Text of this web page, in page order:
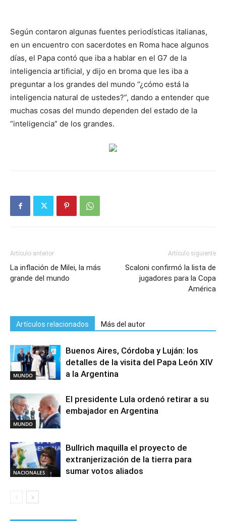
Según contaron algunas fuentes periodísticas italianas,
en un encuentro con sacerdotes en Roma hace algunos
días, el Papa contó que iba a hablar en el G7 de la
inteligencia artificial, y dijo en broma que les iba a
preguntar a los grandes del mundo “¿cómo está la
inteligencia natural de ustedes?”, dando a entender que
muchas cosas del mundo dependen del estado de la
“inteligencia” de los grandes.
Artículo anterior
La inflación de Milei, la más
grande del mundo
Artículo siguiente
Scaloni confirmó la lista de
jugadores para la Copa
América
Artículos relacionados Más del autor
MUNDO
Buenos Aires, Córdoba y Luján: los
detalles de la visita del Papa León XIV
a la Argentina
MUNDO
El presidente Lula ordenó retirar a su
embajador en Argentina
NACIONALES
Bullrich maquilla el proyecto de
extranjerización de la tierra para
sumar votos aliados